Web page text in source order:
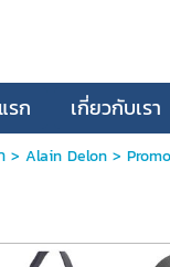
รก เกี่ยวกับเรา
> Alain Delon>